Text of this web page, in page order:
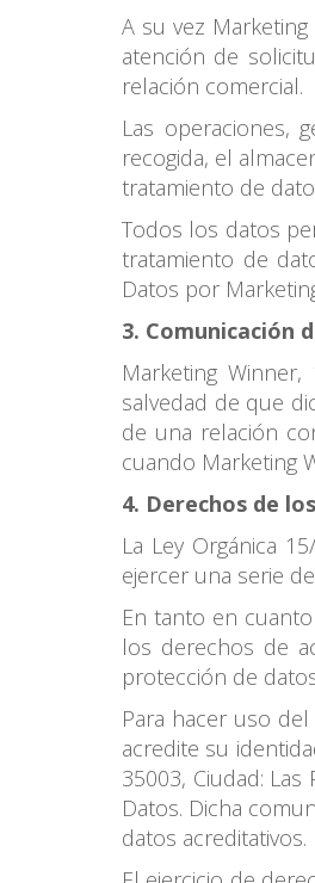
A su vez
atención de
relación comercial.
Las operaciones,
recogida, el
tratamiento de
Todos los datos
tratamiento de
Datos por
3. Comunicación
Marketing
salvedad de que
de una relación
cuando Marketing
4. Derechos de
La Ley Orgánica
ejercer una serie
En tanto en
los derechos de
protección de
Para hacer uso
acredite su
35003, Ciudad:
Datos. Dicha
datos acreditativos.